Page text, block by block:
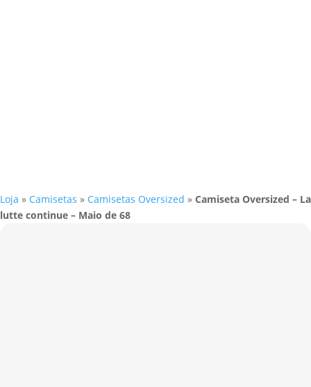
Loja » Camisetas » Camisetas Oversized » Camiseta Oversized – La
lutte continue – Maio de 68